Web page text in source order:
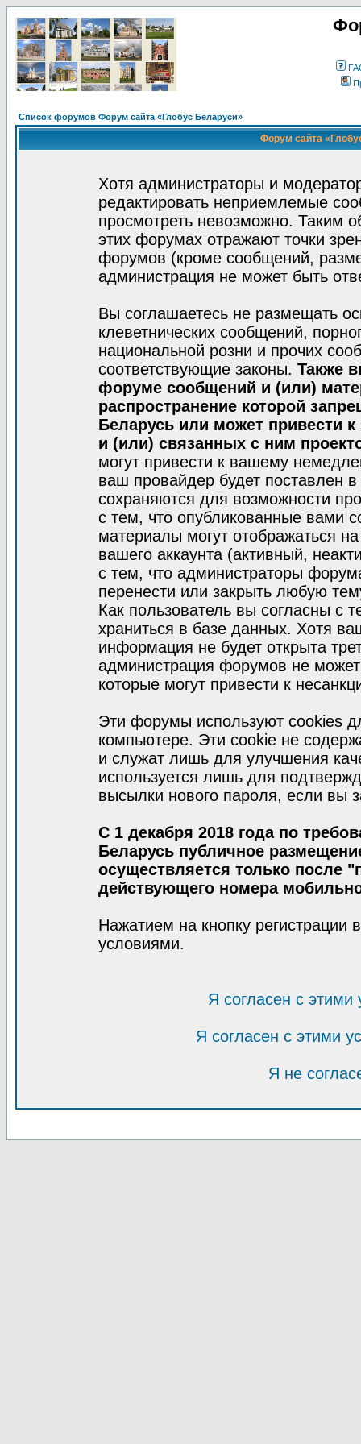
Список форумов Форум сайта «Глобус Беларуси»
Форум сайта
Хотя администраторы и
редактировать неприемлемые
просмотреть невозможно. Таким
этих форумах отражают точки
форумов (кроме сообщений,
администрация не может быть
Вы соглашаетесь не размещать
клеветнических сообщений,
национальной розни и прочих
соответствующие законы. Также
форуме сообщений и (или)
распространение которой
Беларусь или может привести
и (или) связанных с ним
могут привести к вашему
ваш провайдер будет поставлен
сохраняются для возможности
с тем, что опубликованные вами
материалы могут отображаться
вашего аккаунта (активный,
с тем, что администраторы
перенести или закрыть любую
Как пользователь вы согласны с
храниться в базе данных. Хотя
информация не будет открыта
администрация форумов не может
которые могут привести к
Эти форумы используют cookies
компьютере. Эти cookie не
и служат лишь для улучшения
используется лишь для
высылки нового пароля, если вы
С 1 декабря 2018 года по
Беларусь публичное
осуществляется только после
действующего номера
Нажатием на кнопку регистрации
условиями.
Я согласен с
Я согласен с этими
Я не